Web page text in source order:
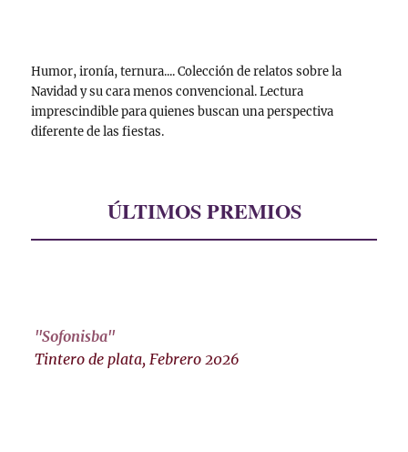
Humor, ironía, ternura.... Colección de relatos sobre la
Navidad y su cara menos convencional. Lectura
imprescindible para quienes buscan una perspectiva
diferente de las fiestas.
ÚLTIMOS PREMIOS
"Sofonisba"
Tintero de plata, Febrero 2026